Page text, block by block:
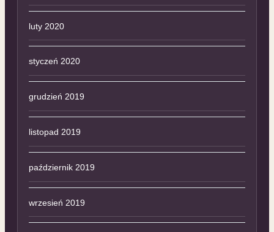
luty 2020
styczeń 2020
grudzień 2019
listopad 2019
październik 2019
wrzesień 2019